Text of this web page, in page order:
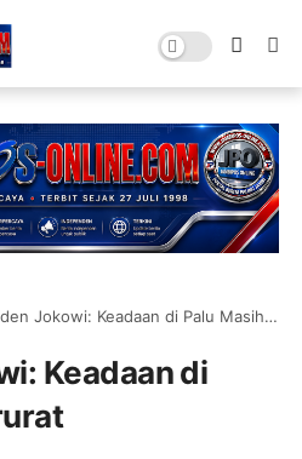
Jokowi: Keadaan di Palu Masih Darurat
Keadaan di